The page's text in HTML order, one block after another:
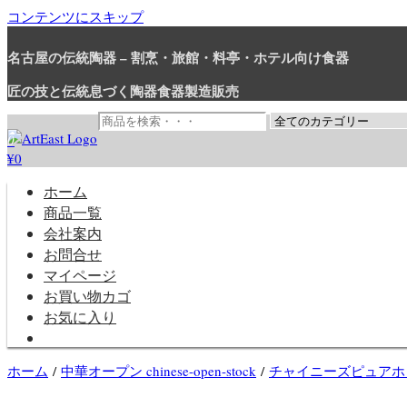
コンテンツにスキップ
名古屋の伝統陶器 – 割烹・旅館・料亭・ホテル向け食器
匠の技と伝統息づく陶器食器製造販売
和食器・洋食器通販｜割烹・旅館・料亭・ホテル等業務用卸販売
業務用から個人用まで、おしゃれでかわいい和食器・洋食器はま
0
¥0
ホーム
商品一覧
会社案内
お問合せ
マイページ
お買い物カゴ
お気に入り
ホーム / 中華オープン chinese-open-stock / チャイニーズピュアホ